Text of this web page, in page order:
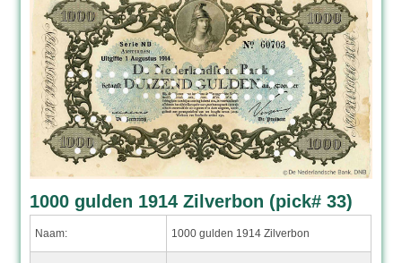
1000 gulden 1914 Zilverbon (pick# 33)
Naam: 1000 gulden 1914 Zilverbon